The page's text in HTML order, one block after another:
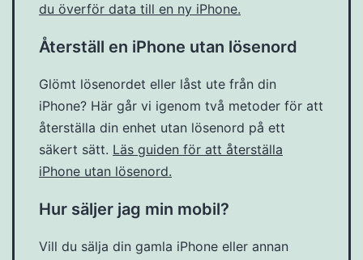
du överför data till en ny iPhone.
Återställ en iPhone utan lösenord
Glömt lösenordet eller låst ute från din
iPhone? Här går vi igenom två metoder för att
återställa din enhet utan lösenord på ett
säkert sätt. Läs guiden för att återställa
iPhone utan lösenord.
Hur säljer jag min mobil?
Vill du sälja din gamla iPhone eller annan